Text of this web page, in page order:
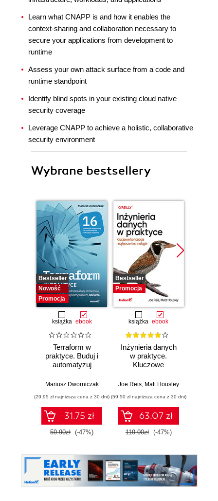
Learn what CNAPP is and how it enables the
context-sharing and collaboration necessary to
secure your applications from development to
runtime
Assess your own attack surface from a code and
runtime standpoint
Identify blind spots in your existing cloud native
security coverage
Leverage CNAPP to achieve a holistic, collaborative
security environment
Wybrane bestsellery
Bestseller
Nowość
Promocja
książka ebook
Terraform w
praktyce. Buduj i
automatyzuj
chmurową oraz
wykorzystaniem
Dockera
Mariusz Dworniczak
(29,95 zł najniższa cena z 30 dni)
31.75 zł
59.90zł (-47%)
Bestseller
Promocja
książka ebook
Inżynieria danych
w praktyce.
Kluczowe
najlepsze
Joe Reis, Matt Housley
(59,50 zł najniższa cena z 30 dni)
63.07 zł
119.00zł (-47%)